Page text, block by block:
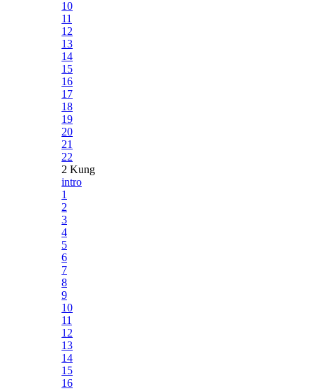
10
11
12
13
14
15
16
17
18
19
20
21
22
2 Kung
intro
1
2
3
4
5
6
7
8
9
10
11
12
13
14
15
16